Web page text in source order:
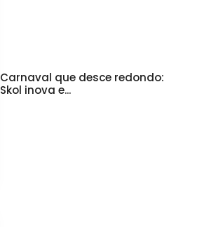
Carnaval que desce redondo:
Skol inova e...